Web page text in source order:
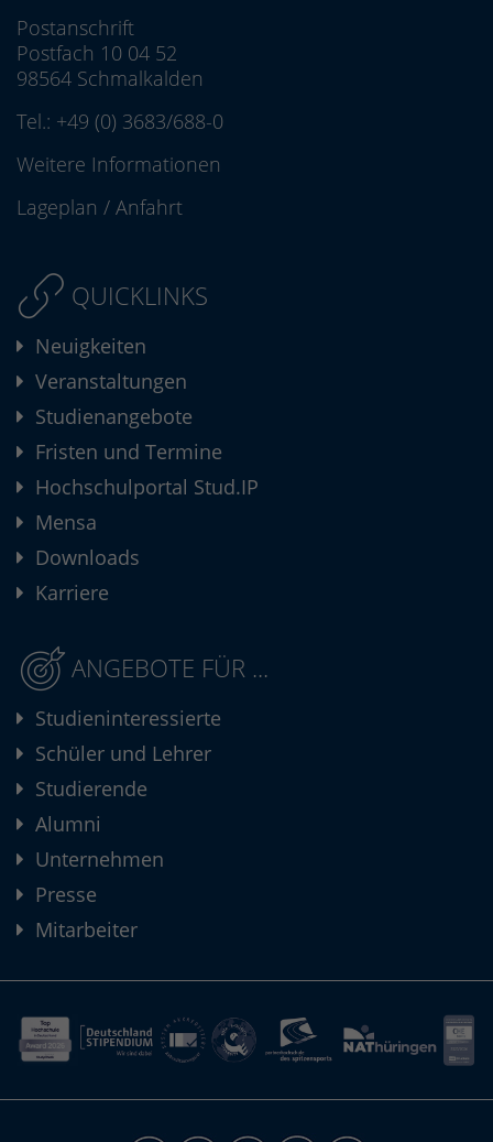
Postanschrift
Postfach 10 04 52
98564 Schmalkalden
Tel.: +49 (0) 3683/688-0
Weitere Informationen
Lageplan / Anfahrt
QUICKLINKS
Neuigkeiten
Veranstaltungen
Studienangebote
Fristen und Termine
Hochschulportal Stud.IP
Mensa
Downloads
Karriere
ANGEBOTE FÜR ...
Studieninteressierte
Schüler und Lehrer
Studierende
Alumni
Unternehmen
Presse
Mitarbeiter